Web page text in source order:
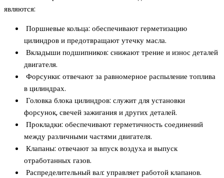
являются:
Поршневые кольца: обеспечивают герметизацию
цилиндров и предотвращают утечку масла.
Вкладыши подшипников: снижают трение и износ деталей
двигателя.
Форсунки: отвечают за равномерное распыление топлива
в цилиндрах.
Головка блока цилиндров: служит для установки
форсунок, свечей зажигания и других деталей.
Прокладки: обеспечивают герметичность соединений
между различными частями двигателя.
Клапаны: отвечают за впуск воздуха и выпуск
отработанных газов.
Распределительный вал: управляет работой клапанов.